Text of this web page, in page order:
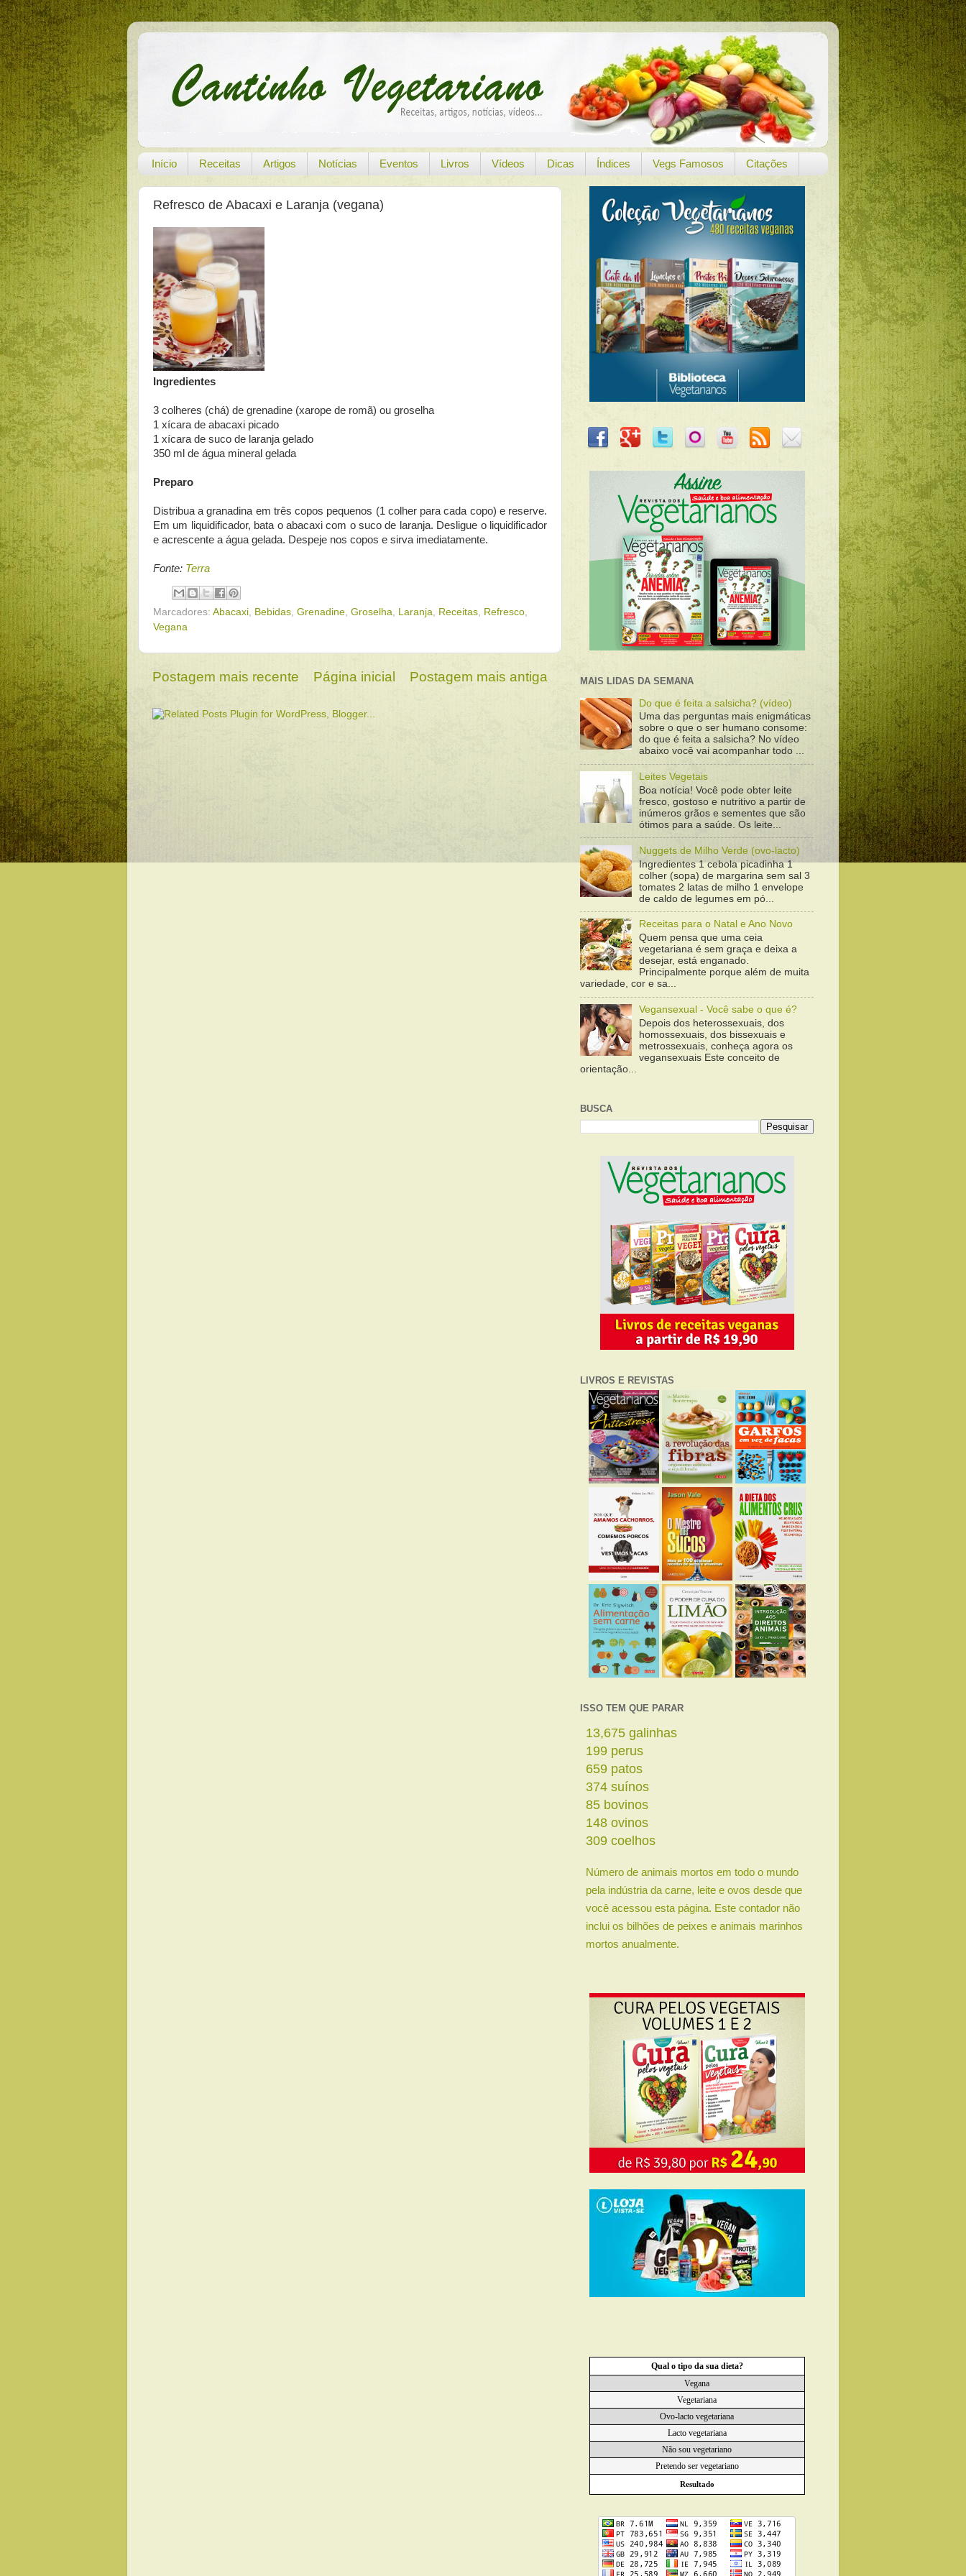
Início Receitas Artigos Notícias Eventos Livros Vídeos Dicas Índices Vegs Famosos Citações
Refresco de Abacaxi e Laranja (vegana)
Ingredientes
3 colheres (chá) de grenadine (xarope de romã) ou groselha
1 xícara de abacaxi picado
1 xícara de suco de laranja gelado
350 ml de água mineral gelada
Preparo
Distribua a granadina em três copos pequenos (1 colher para cada copo) e reserve.
Em um liquidificador, bata o abacaxi com o suco de laranja. Desligue o liquidificador
e acrescente a água gelada. Despeje nos copos e sirva imediatamente.
Fonte: Terra
Marcadores: Abacaxi Bebidas Grenadine Groselha Laranja Receitas Refresco
Vegana
Postagem mais recente Postagem mais antiga
Página inicial MAIS LIDAS DA SEMANA
Do que é feita a salsicha? (vídeo)
Uma das perguntas mais enigmáticas
sobre o que o ser humano consome:
do que é feita a salsicha? No vídeo
abaixo você vai acompanhar todo ...
Leites Vegetais
Boa notícia! Você pode obter leite
fresco, gostoso e nutritivo a partir de
inúmeros grãos e sementes que são
ótimos para a saúde. Os leite...
Nuggets de Milho Verde (ovo-lacto)
Ingredientes 1 cebola picadinha 1
colher (sopa) de margarina sem sal 3
tomates 2 latas de milho 1 envelope
de caldo de legumes em pó...
Receitas para o Natal e Ano Novo
Quem pensa que uma ceia
vegetariana é sem graça e deixa a
desejar, está enganado.
Principalmente porque além de muita
variedade, cor e sa...
Vegansexual - Você sabe o que é?
Depois dos heterossexuais, dos
homossexuais, dos bissexuais e
metrossexuais, conheça agora os
vegansexuais Este conceito de
orientação...
BUSCA
LIVROS E REVISTAS
ISSO TEM QUE PARAR
15,708 galinhas
228 perus
757 patos
430 suínos
98 bovinos
170 ovinos
355 coelhos
Número de animais mortos em todo o mundo
pela indústria da carne, leite e ovos desde que
você acessou esta página. Este contador não
inclui os bilhões de peixes e animais marinhos
mortos anualmente.
Qual o tipo da sua dieta?
Vegana
Vegetariana
Ovo-lacto vegetariana
Lacto vegetariana
Não sou vegetariano
Pretendo ser vegetariano
Resultado